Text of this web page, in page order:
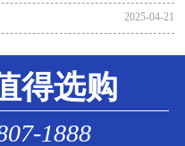
2025-04-21
得选购
1888